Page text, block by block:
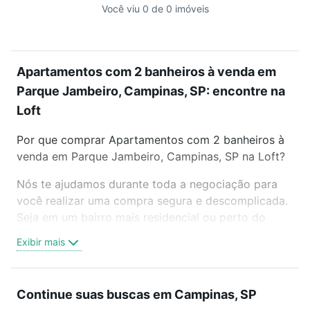
Você viu 0 de 0 imóveis
Apartamentos com 2 banheiros à venda em
Parque Jambeiro, Campinas, SP: encontre na
Loft
Por que comprar Apartamentos com 2 banheiros à
venda em Parque Jambeiro, Campinas, SP na Loft?
Nós te ajudamos durante toda a negociação para
você realizar uma compra segura e descomplicada.
Seja em um bairro mais residencial ou perto do
oferta ideal de Apartamentos com 2 banheiros à
venda em Parque Jambeiro, Campinas, SP para
ou por videochamada, é grátis, sem compromisso e
Exibir mais
Continue suas buscas em Campinas, SP